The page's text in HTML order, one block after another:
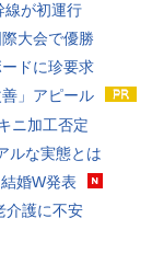
線が初運行
大会で優勝
ドに珍要求
」アピール
ニ加工否定
ルな実態とは
婚W発表
介護に不安